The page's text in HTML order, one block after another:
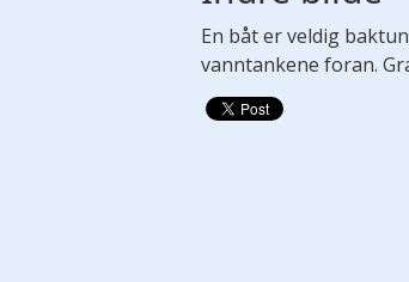
En båt er veldig
vanntankene foran.